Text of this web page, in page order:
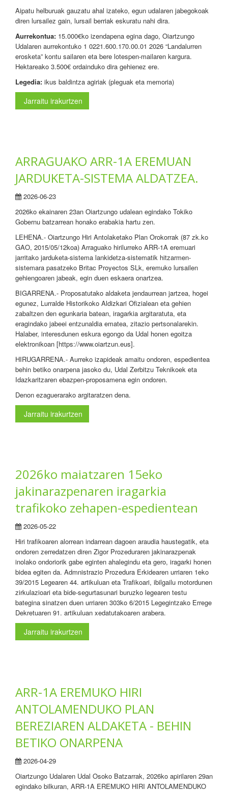
Aipatu helburuak gauzatu ahal izateko, egun udalaren jabegokoak
diren lursailez gain, lursail berriak eskuratu nahi dira.
Aurrekontua: 15.000€ko izendapena egina dago, Oiartzungo
Udalaren aurrekontuko 1 0221.600.170.00.01 2026 “Landalurren
erosketa” kontu sailaren eta bere lotespen-mailaren kargura.
Hektareako 3.500€ ordainduko dira gehienez ere.
Legedia: ikus baldintza agiriak (pleguak eta memoria)
Jarraitu irakurtzen
ARRAGUAKO ARR-1A EREMUAN
JARDUKETA-SISTEMA ALDATZEA.
2026-06-23
2026ko ekainaren 23an Oiartzungo udalean egindako Tokiko
Gobernu batzarrean honako erabakia hartu zen.
LEHENA.- Oiartzungo Hiri Antolaketako Plan Orokorrak (87 zk.ko
GAO, 2015/05/12koa) Arraguako hirilurreko ARR-1A eremuari
jarritako jarduketa-sistema lankidetza-sistematik hitzarmen-
sistemara pasatzeko Britac Proyectos SLk, eremuko lursailen
gehiengoaren jabeak, egin duen eskaera onartzea.
BIGARRENA.- Proposatutako aldaketa jendaurrean jartzea, hogei
egunez, Lurralde Historikoko Aldizkari Ofizialean eta gehien
zabaltzen den egunkaria batean, iragarkia argitaratuta, eta
eragindako jabeei entzunaldia ematea, zitazio pertsonalarekin.
Halaber, interesdunen eskura egongo da Udal honen egoitza
elektronikoan [https://www.oiartzun.eus].
HIRUGARRENA.- Aurreko izapideak amaitu ondoren, espedientea
behin betiko onarpena jasoko du, Udal Zerbitzu Teknikoek eta
Idazkaritzaren ebazpen-proposamena egin ondoren.
Denon ezaguerarako argitaratzen dena.
Jarraitu irakurtzen
2026ko maiatzaren 15eko
jakinarazpenaren iragarkia
trafikoko zehapen-espedientean
2026-05-22
Hiri trafikoaren alorrean indarrean dagoen araudia haustegatik, eta
ondoren zerredatzen diren Zigor Prozeduraren jakinarazpenak
inolako ondoriorik gabe eginten ahalegindu eta gero, iragarki honen
bidea egiten da. Admnistrazio Prozedura Erkidearen urriaren 1eko
39/2015 Legearen 44. artikuluan eta Trafikoari, ibilgailu motordunen
zirkulazioari eta bide-segurtasunari buruzko legearen testu
bategina sinatzen duen urriaren 303ko 6/2015 Legegintzako Errege
Dekretuaren 91. artikuluan xedatutakoaren arabera.
Jarraitu irakurtzen
ARR-1A EREMUKO HIRI
ANTOLAMENDUKO PLAN
BEREZIAREN ALDAKETA - BEHIN
BETIKO ONARPENA
2026-04-29
Oiartzungo Udalaren Udal Osoko Batzarrak, 2026ko apirilaren 29an
egindako bilkuran, ARR-1A EREMUKO HIRI ANTOLAMENDUKO